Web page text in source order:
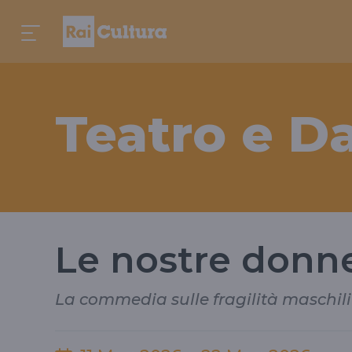
Teatro e
Le nostre
La commedia sulle fragilità maschili